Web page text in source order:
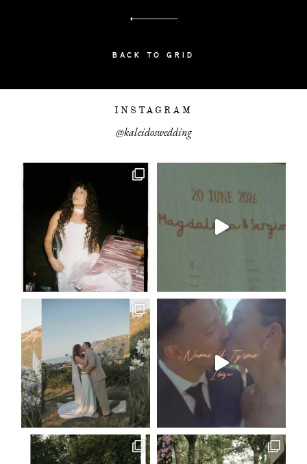
BACK TO GRID
INSTAGRAM
@kaleidoswedding